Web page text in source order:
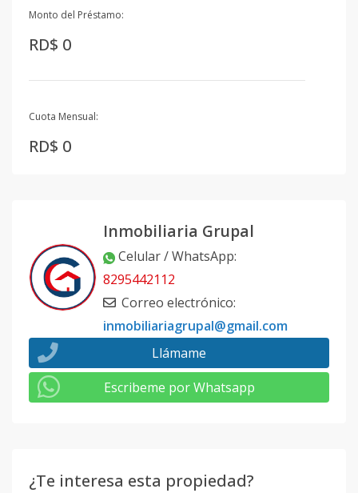
Monto del Préstamo:
RD$ 0
Cuota Mensual:
RD$ 0
Inmobiliaria Grupal
Celular / WhatsApp:
8295442112
Correo electrónico:
inmobiliariagrupal@gmail.com
Llámame
Escribeme por Whatsapp
¿Te interesa esta propiedad?